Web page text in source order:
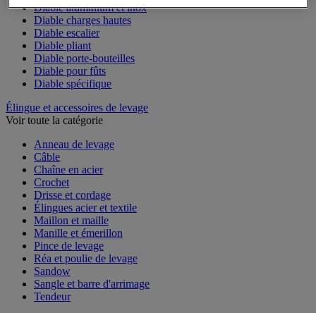
Diable aluminium et inox
Diable charges hautes
Diable escalier
Diable pliant
Diable porte-bouteilles
Diable pour fûts
Diable spécifique
Élingue et accessoires de levage
Voir toute la catégorie
Anneau de levage
Câble
Chaîne en acier
Crochet
Drisse et cordage
Élingues acier et textile
Maillon et maille
Manille et émerillon
Pince de levage
Réa et poulie de levage
Sandow
Sangle et barre d'arrimage
Tendeur